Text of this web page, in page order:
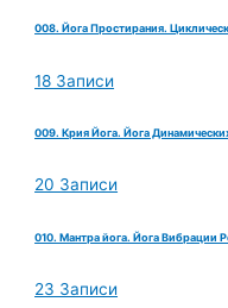
008. Йога Простирания.
18 Записи
009. Крия Йога. Йога
20 Записи
010. Мантра йога. Йога
23 Записи